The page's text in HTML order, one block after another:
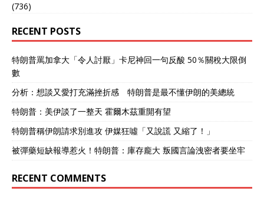
(736)
RECENT POSTS
特朗普罵加拿大「令人討厭」卡尼神回一句反酸 50％關稅大限倒
數
分析：想談又愛打充滿挫折感 特朗普是最不懂伊朗的美總統
特朗普：美伊談了一整天 霍爾木茲重開有望
特朗普稱伊朗請求別進攻 伊媒狂噓「又說謊 又縮了！」
被彈藥短缺報導惹火！特朗普：庫存龐大 叛國言論洩密者要坐牢
RECENT COMMENTS